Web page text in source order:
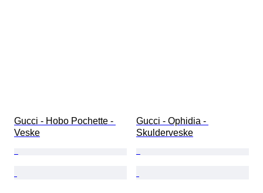
Gucci - Hobo Pochette -
Veske
Gucci - Ophidia -
Skulderveske